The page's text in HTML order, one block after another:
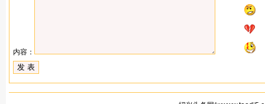
内容：